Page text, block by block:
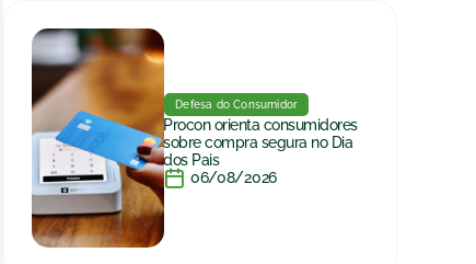
Defesa do Consumidor
Procon orienta consumidores
sobre compra segura no Dia
dos Pais
06/08/2026